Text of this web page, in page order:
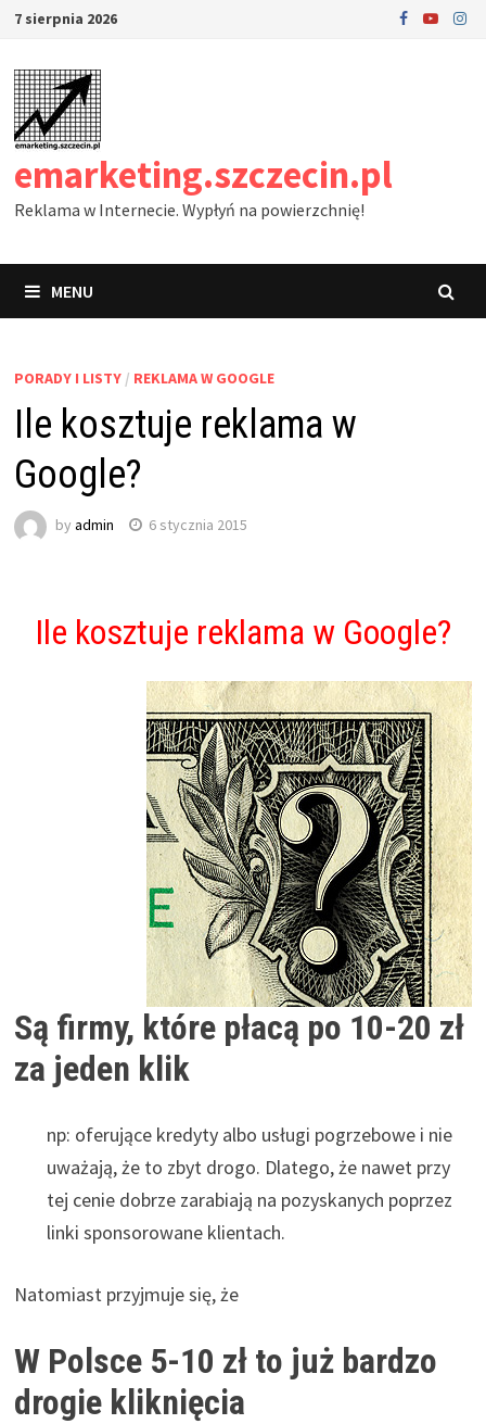
Skip
content
7 sierpnia 2026
emarketing.szczecin.pl
Reklama w Internecie. Wypłyń na powierzchnię!
MENU
PORADY I LISTY/ REKLAMA W GOOGLE
Ile kosztuje reklama w
Google?
by admin 6 stycznia 2015
Ile kosztuje reklama w Google?
Są firmy, które płacą po 10-20 zł
za jeden klik
np: oferujące kredyty albo usługi pogrzebowe i nie
uważają, że to zbyt drogo. Dlatego, że nawet przy
tej cenie dobrze zarabiają na pozyskanych poprzez
linki sponsorowane klientach.
Natomiast przyjmuje się, że
W Polsce 5-10 zł to już bardzo
drogie kliknięcia